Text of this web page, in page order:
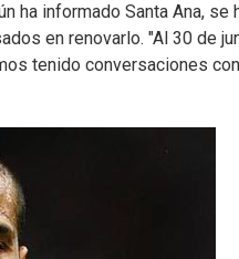
ha informado Santa Ana,
en renovarlo. "Al 30 de
tenido conversaciones